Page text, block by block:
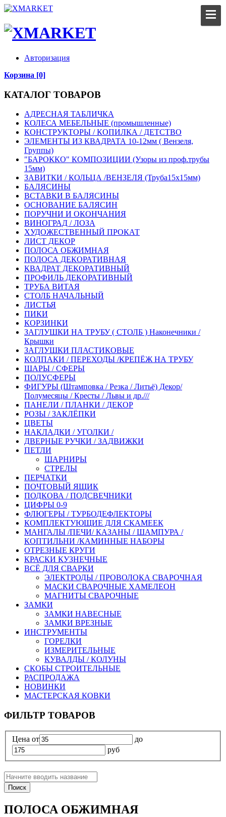
Авторизация
Корзина [0]
КАТАЛОГ ТОВАРОВ
АДРЕСНАЯ ТАБЛИЧКА
КОЛЕСА МЕБЕЛЬНЫЕ (промышленные)
КОНСТРУКТОРЫ / КОПИЛКА / ДЕТСТВО
ЭЛЕМЕНТЫ ИЗ КВАДРАТА 10-12мм ( Вензеля,
Группы)
"БАРОККО" КОМПОЗИЦИИ (Узоры из проф.трубы
15мм)
ЗАВИТКИ / КОЛЬЦА /ВЕНЗЕЛЯ (Труба15х15мм)
БАЛЯСИНЫ
ВСТАВКИ В БАЛЯСИНЫ
ОСНОВАНИЕ БАЛЯСИН
ПОРУЧНИ И ОКОНЧАНИЯ
ВИНОГРАД / ЛОЗА
ХУДОЖЕСТВЕННЫЙ ПРОКАТ
ЛИСТ ДЕКОР
ПОЛОСА ОБЖИМНАЯ
ПОЛОСА ДЕКОРАТИВНАЯ
КВАДРАТ ДЕКОРАТИВНЫЙ
ПРОФИЛЬ ДЕКОРАТИВНЫЙ
ТРУБА ВИТАЯ
СТОЛБ НАЧАЛЬНЫЙ
ЛИСТЬЯ
ПИКИ
КОРЗИНКИ
ЗАГЛУШКИ НА ТРУБУ ( СТОЛБ ) Наконечники /
Крышки
ЗАГЛУШКИ ПЛАСТИКОВЫЕ
КОЛПАКИ / ПЕРЕХОДЫ /КРЕПЁЖ НА ТРУБУ
ШАРЫ / СФЕРЫ
ПОЛУСФЕРЫ
ФИГУРЫ (Штамповка / Резка / Литьё) Декор/
Полумесяцы / Кресты / Львы и др.///
ПАНЕЛИ / ПЛАНКИ / ДЕКОР
РОЗЫ / ЗАКЛЁПКИ
ЦВЕТЫ
НАКЛАДКИ / УГОЛКИ /
ДВЕРНЫЕ РУЧКИ / ЗАДВИЖКИ
ПЕТЛИ
ШАРНИРЫ
СТРЕЛЫ
ПЕРЧАТКИ
ПОЧТОВЫЙ ЯЩИК
ПОДКОВА / ПОДСВЕЧНИКИ
ЦИФРЫ 0-9
ФЛЮГЕРЫ / ТУРБОДЕФЛЕКТОРЫ
КОМПЛЕКТУЮЩИЕ ДЛЯ СКАМЕЕК
МАНГАЛЫ /ПЕЧИ/ КАЗАНЫ / ШАМПУРА /
КОПТИЛЬНИ /КАМИННЫЕ НАБОРЫ
ОТРЕЗНЫЕ КРУГИ
КРАСКИ КУЗНЕЧНЫЕ
ВСЁ ДЛЯ СВАРКИ
ЭЛЕКТРОДЫ / ПРОВОЛОКА СВАРОЧНАЯ
МАСКИ СВАРОЧНЫЕ ХАМЕЛЕОН
МАГНИТЫ СВАРОЧНЫЕ
ЗАМКИ
ЗАМКИ НАВЕСНЫЕ
ЗАМКИ ВРЕЗНЫЕ
ИНСТРУМЕНТЫ
ГОРЕЛКИ
ИЗМЕРИТЕЛЬНЫЕ
КУВАЛДЫ / КОЛУНЫ
СКОБЫ СТРОИТЕЛЬНЫЕ
РАСПРОДАЖА
НОВИНКИ
МАСТЕРСКАЯ КОВКИ
ФИЛЬТР ТОВАРОВ
Цена от
до
руб
Поиск
ПОЛОСА ОБЖИМНАЯ